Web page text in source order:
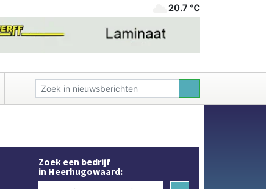
20.7 ℃
Zoek een bedrijf
in Heerhugowaard: